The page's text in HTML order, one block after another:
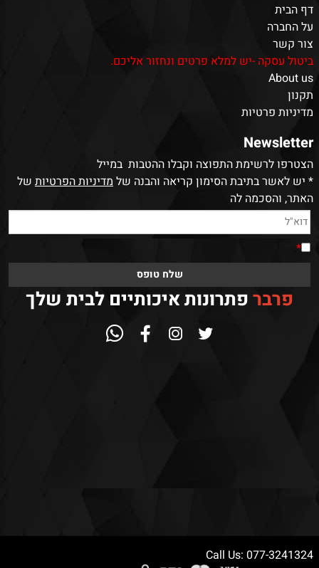
דף הבית
על החברה
צור קשר
ביטול עסקה -יש למלא פרטים ונחזור אליכם.
About us
תקנון
מדיניות פרטיות
Newsletter
הצטרפו לרשימת התפוצה וקבלו ההטבות במייל
* יש לאשר בתיבת הסימון קריאה והבנה של מדיניות הפרטיות של
האתר, והסכמה לה
*
פרברפתרונות איכותיים לבית שלך
Call Us: 077-3241324